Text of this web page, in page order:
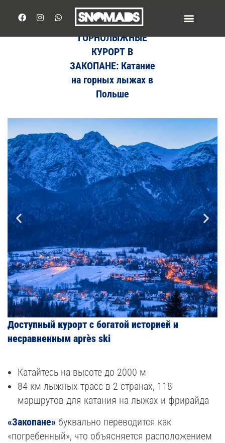
ГОРНОЛЫЖНЫЕ
КУРОРТ В
ЗАКОПАНЕ: Катание
на горных лыжах в
Польше
Доступный курорт с богатой историей и
несравненным après ski
Катайтесь на высоте до 2000 м
84 км лыжных трасс в 2 странах, 118
маршрутов для катания на лыжах и фрирайда
«Закопане» буквально переводится как
«погребенный», что объясняется расположением